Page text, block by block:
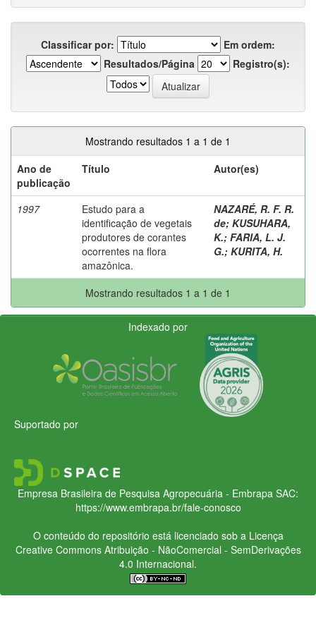
Classificar por:
Em ordem:
Resultados/Página
Registro(s):
Mostrando resultados 1 a 1 de 1
Ano de
publicação
Título Autor(es)
1997
Estudo para a
identificação de vegetais
produtores de corantes
ocorrentes na flora
amazônica.
NAZARÉ, R. F. R.
de; KUSUHARA,
K.; FARIA, L. J.
G.; KURITA, H.
Mostrando resultados 1 a 1 de 1
Indexado por
Suportado por
Empresa Brasileira de Pesquisa Agropecuária - Embrapa SAC:
https://www.embrapa.br/fale-conosco
O conteúdo do repositório está licenciado sob a Licença
Creative CommonsAtribuição - NãoComercial - SemDerivações
4.0 Internacional.